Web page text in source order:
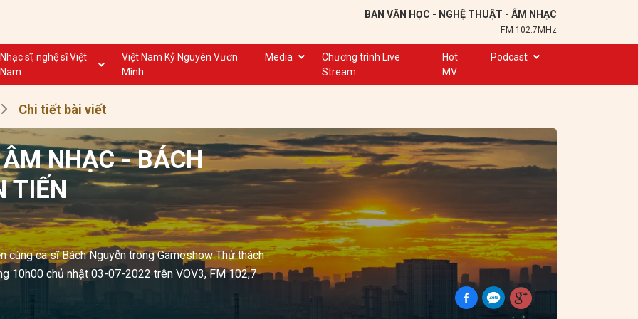
BAN VĂN HỌC - NGHỆ THUẬT - ÂM NHẠC
FM 102.7MHz
Nhạc sĩ, nghệ sĩ Việt
Nam
Nghệ sĩ biểu diễn VN
Nhạc sĩ VN
Nhạc sĩ, nghệ sĩ VOV
Việt Nam Kỷ Nguyên Vươn
Mình
Media
Dân ca
Nước ngoài
Chương trình Live
Stream
Hot
MV
Podcast
Trạm 102,7
Hành trình sáng tạo
Kể chuyện và hát ru
Chi tiết bài viết
NHẠC - BÁCH
TIẾN
cùng ca sĩ Bách Nguyễn trong Gameshow Thử thách
10h00 chủ nhật 03-07-2022 trên VOV3, FM 102,7